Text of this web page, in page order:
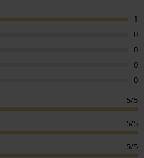
1
0
0
0
0
5/5
5/5
5/5